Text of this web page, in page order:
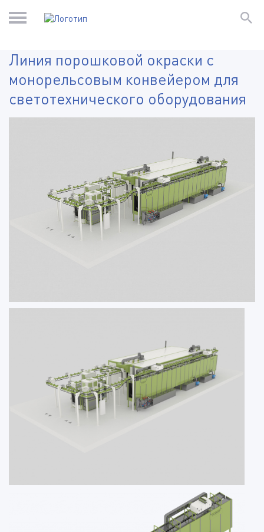
Линия порошковой окраски с
монорельсовым конвейером для
светотехнического оборудования